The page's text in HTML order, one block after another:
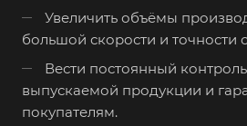
Увеличить объёмы
большой скорости и точности
Вести постоянный
выпускаемой продукции и
покупателям.